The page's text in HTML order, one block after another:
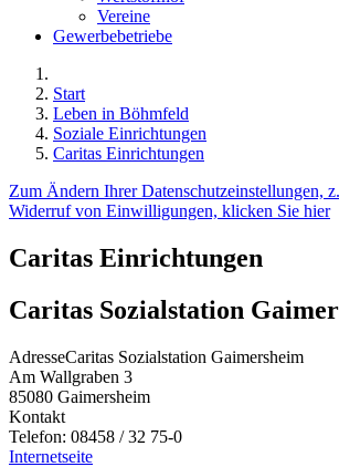
Vereine
Gewerbebetriebe
Start
Leben in Böhmfeld
Soziale Einrichtungen
Caritas Einrichtungen
Zum Ändern Ihrer Datenschutzeinstellungen,
Widerruf von Einwilligungen, klicken Sie hier
Caritas Einrichtungen
Caritas Sozialstation
AdresseCaritas Sozialstation Gaimersheim
Am Wallgraben 3
85080 Gaimersheim
Kontakt
Telefon: 08458 / 32 75-0
Internetseite